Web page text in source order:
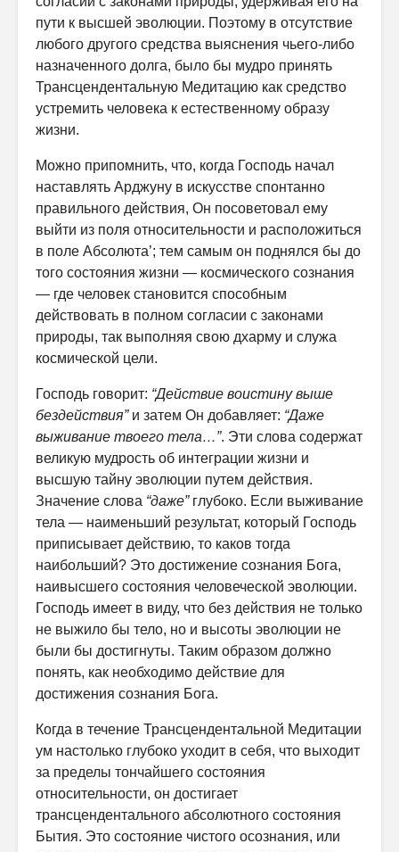
пути к высшей эволюции. Поэтому в отсутствие
любого другого средства выяснения чьего-либо
назначенного долга, было бы мудро принять
Трансцендентальную Медитацию как средство
устремить человека к естественному образу
жизни.
Можно припомнить, что, когда Господь начал
наставлять Арджуну в искусстве спонтанно
правильного действия, Он посоветовал ему
выйти из поля относительности и расположиться
в поле Абсолюта’; тем самым он поднялся бы до
того состояния жизни — космического сознания
— где человек становится способным
действовать в полном согласии с законами
природы, так выполняя свою дхарму и служа
космической цели.
Господь говорит: “Действие воистину выше
бездействия”и затем Он добавляет: “Даже
выживание твоего тела…”. Эти слова содержат
великую мудрость об интеграции жизни и
высшую тайну эволюции путем действия.
Значение слова “даже”глубоко. Если выживание
тела — наименьший результат, который Господь
приписывает действию, то каков тогда
наибольший? Это достижение сознания Бога,
наивысшего состояния человеческой эволюции.
Господь имеет в виду, что без действия не только
не выжило бы тело, но и высоты эволюции не
были бы достигнуты. Таким образом должно
понять, как необходимо действие для
достижения сознания Бога.
Когда в течение Трансцендентальной Медитации
ум настолько глубоко уходит в себя, что выходит
за пределы тончайшего состояния
относительности, он достигает
трансцендентального абсолютного состояния
Бытия. Это состояние чистого осознания, или